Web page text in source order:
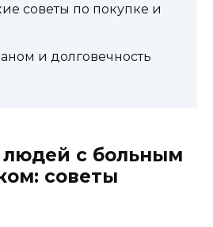
советы по покупке и
и долговечность
с больным
советы